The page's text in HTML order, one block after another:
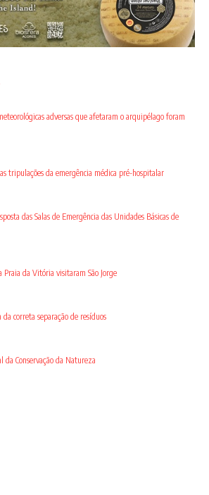
adversas que afetaram o arquipélago foram
tripulações da emergência médica pré-hospitalar
das Salas de Emergência das Unidades Básicas de
Praia da Vitória visitaram São Jorge
correta separação de resíduos
da Conservação da Natureza